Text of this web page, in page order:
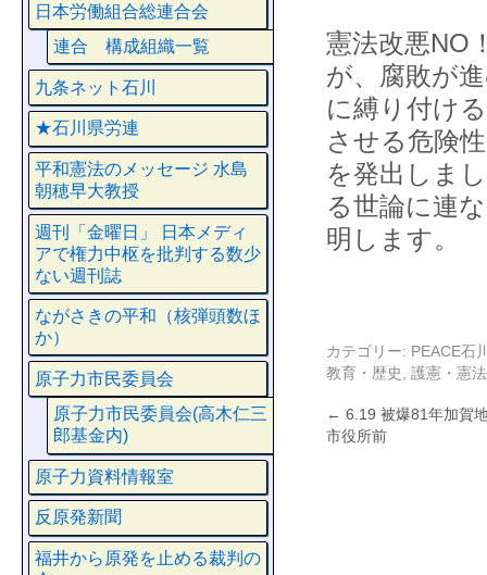
憲法改悪NO
が、腐敗が
に縛り付け
させる危険
を発出しま
る世論に連
明します。
カテゴリー: PEACE石
教育・歴史
護憲・憲
← 6.19 被爆81年加賀
市役所前
日本労働組合総連合会
連合 構成組織一覧
九条ネット石川
★石川県労連
平和憲法のメッセージ 水島
朝穂早大教授
週刊「金曜日」 日本メディ
アで権力中枢を批判する数少
ない週刊誌
ながさきの平和（核弾頭数ほ
か）
原子力市民委員会
原子力市民委員会(高木仁三
郎基金内)
原子力資料情報室
反原発新聞
福井から原発を止める裁判の